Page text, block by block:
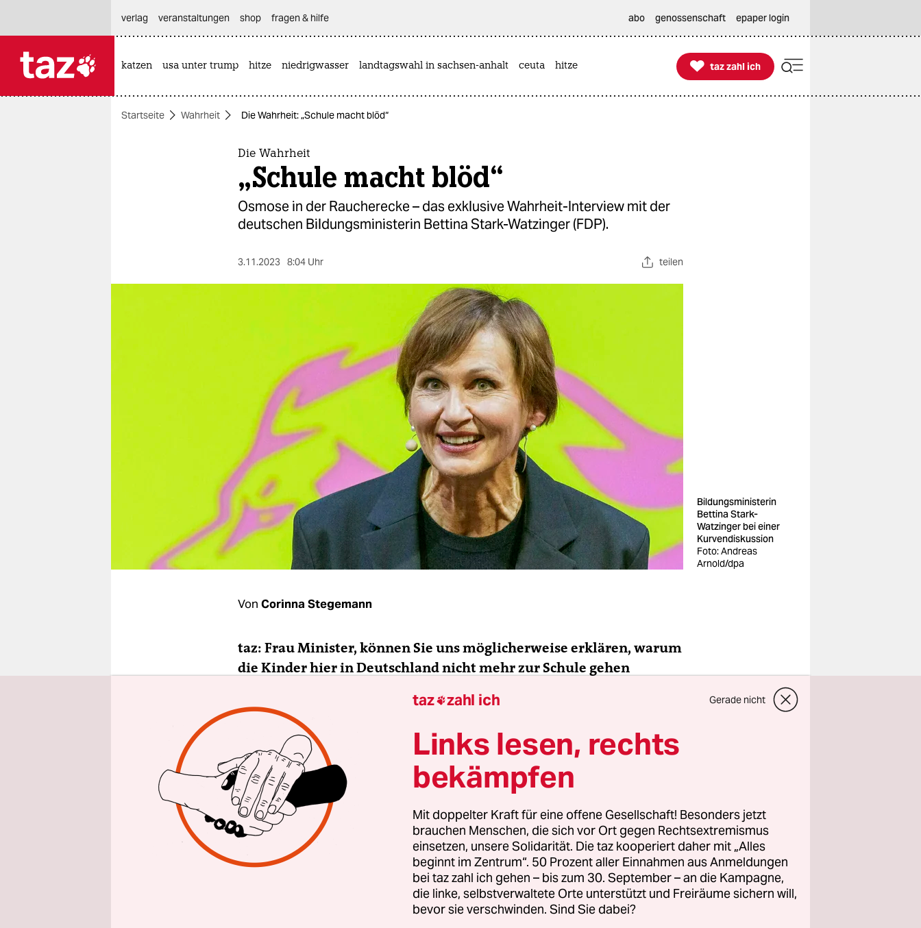
themen
unterstützen
verlag
veranstaltungen shop fragen & hilfe abo genossenschaft epaper login
katzen usa unter trump hitze niedrigwasser landtagswahl in sachsen-anhalt ceuta hitze 
taz zahl ich
taz zahl ich
Startseite Wahrheit Die Wahrheit: „Schule macht blöd“
Die Wahrheit
„Schule macht blöd“
Osmose in der Raucherecke – das exklusive Wahrheit-Interview mit der
deutschen Bildungsministerin Bettina Stark-Watzinger (FDP).
3.11.2023 8:04 Uhr teilen
Bildungsministerin
Bettina Stark-
Watzinger bei einer
Kurvendiskussion
Foto: Andreas
Arnold/dpa
Von Corinna Stegemann
taz: Frau Minister, können Sie uns möglicherweise erklären, warum
die Kinder hier in Deutschland nicht mehr zur Schule gehen
Bettina Stark-Watzinger:
taz zahl ich Gerade nicht
Links lesen, rechts
bekämpfen
Mit doppelter Kraft für eine offene Gesellschaft! Besonders jetzt
brauchen Menschen, die sich vor Ort gegen Rechtsextremismus
einsetzen, unsere Solidarität. Die taz kooperiert daher mit „Alles
beginnt im Zentrum“. 50 Prozent aller Einnahmen aus Anmeldungen
bei taz zahl ich gehen – bis zum 30. September – an die Kampagne,
die linke, selbstverwaltete Orte unterstützt und Freiräume sichern will,
bevor sie verschwinden. Sind Sie dabei?